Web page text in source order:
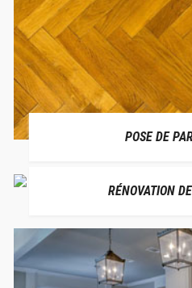
POSE DE
RÉNOVATION